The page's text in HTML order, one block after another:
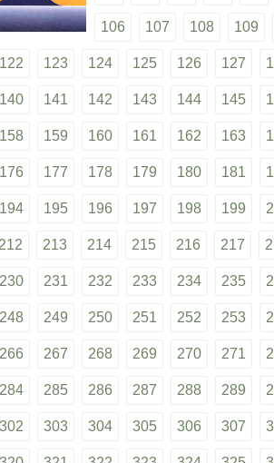
106 107 108 109
122 123 124 125 126 127
140 141 142 143 144 145
158 159 160 161 162 163
176 177 178 179 180 181
194 195 196 197 198 199
212 213 214 215 216 217
230 231 232 233 234 235
248 249 250 251 252 253
266 267 268 269 270 271
284 285 286 287 288 289
302 303 304 305 306 307